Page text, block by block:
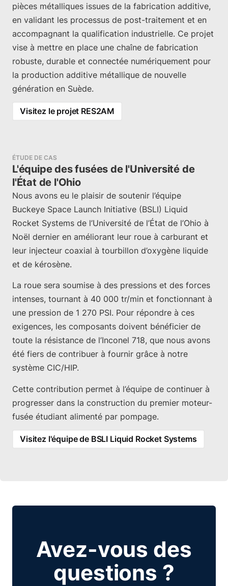
pièces métalliques issues de la fabrication additive,
en validant les processus de post-traitement et en
accompagnant la qualification industrielle. Ce projet
vise à mettre en place une chaîne de fabrication
robuste, durable et connectée numériquement pour
la production additive métallique de nouvelle
génération en Suède.
Visitez le projet RES2AM
ÉTUDE DE CAS
L'équipe des fusées de l'Université de
l'État de l'Ohio
Nous avons eu le plaisir de soutenir l’équipe
Buckeye Space Launch Initiative (BSLI) Liquid
Rocket Systems de l’Université de l’État de l’Ohio à
Noël dernier en améliorant leur roue à carburant et
leur injecteur coaxial à tourbillon d’oxygène liquide
et de kérosène.
La roue sera soumise à des pressions et des forces
intenses, tournant à 40 000 tr/min et fonctionnant à
une pression de 1 270 PSI. Pour répondre à ces
exigences, les composants doivent bénéficier de
toute la résistance de l’Inconel 718, que nous avons
été fiers de contribuer à fournir grâce à notre
système CIC/HIP.
Cette contribution permet à l’équipe de continuer à
progresser dans la construction du premier moteur-
fusée étudiant alimenté par pompage.
Visitez l'équipe de BSLI Liquid Rocket Systems
Avez-vous des
questions ?